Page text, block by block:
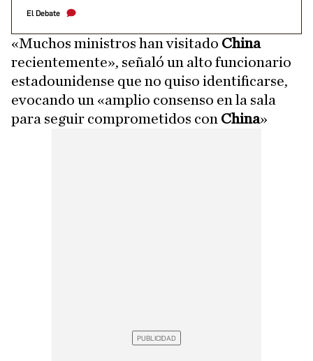
El Debate
«Muchos ministros han visitado China
recientemente», señaló un alto funcionario
estadounidense que no quiso identificarse,
evocando un «amplio consenso en la sala
para seguir comprometidos con China»